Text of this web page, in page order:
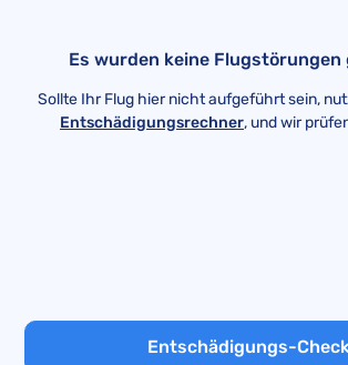
Es wurden keine Flugstörungen
Sollte Ihr Flug hier nicht aufgeführt sein,
Entschädigungsrechner, und wir
Entschädigungs-